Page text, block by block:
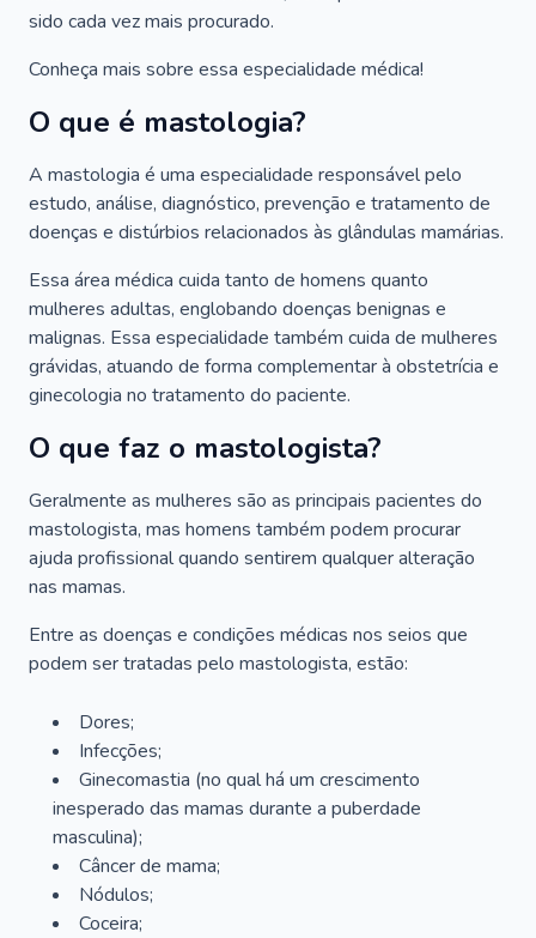
sido cada vez mais procurado.
Conheça mais sobre essa especialidade médica!
O que é mastologia?
A mastologia é uma especialidade responsável pelo
estudo, análise, diagnóstico, prevenção e tratamento de
doenças e distúrbios relacionados às glândulas mamárias.
Essa área médica cuida tanto de homens quanto
mulheres adultas, englobando doenças benignas e
malignas. Essa especialidade também cuida de mulheres
grávidas, atuando de forma complementar à obstetrícia e
ginecologia no tratamento do paciente.
O que faz o mastologista?
Geralmente as mulheres são as principais pacientes do
mastologista, mas homens também podem procurar
ajuda profissional quando sentirem qualquer alteração
nas mamas.
Entre as doenças e condições médicas nos seios que
podem ser tratadas pelo mastologista, estão:
Dores;
Infecções;
Ginecomastia (no qual há um crescimento
inesperado das mamas durante a puberdade
masculina);
Câncer de mama;
Nódulos;
Coceira;